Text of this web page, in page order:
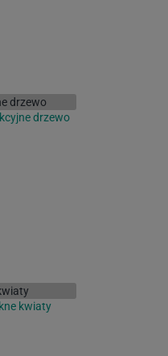
drzewo
kwiaty